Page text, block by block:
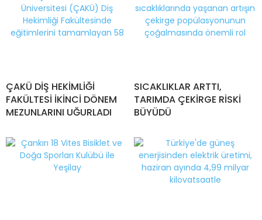
ÇAKÜ DİŞ HEKİMLİĞİ
FAKÜLTESİ İKİNCİ DÖNEM
MEZUNLARINI UĞURLADI
SICAKLIKLAR ARTTI,
TARIMDA ÇEKİRGE RİSKİ
BÜYÜDÜ